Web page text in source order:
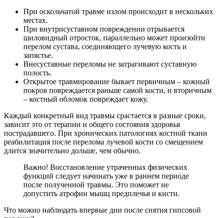
При оскольчатой травме излом происходит в нескольких
местах.
При внутрисуставном повреждении отрывается
шиловидный отросток, параллельно может произойти
перелом сустава, соединяющего лучевую кость и
запястье.
Внесуставные переломы не затрагивают суставную
полость.
Открытое травмирование бывает первичным – кожный
покров повреждается раньше самой кости, и вторичным
– костный обломок повреждает кожу.
Каждый конкретный вид травмы срастается в разные сроки,
зависит это от терапии и общего состояния здоровья
пострадавшего. При хронических патологиях костной ткани
реабилитация после перелома лучевой кости со смещением
длится значительно дольше, чем обычно.
Важно! Восстановление утраченных физических
функций следует начинать уже в раннем периоде
после полученной травмы. Это поможет не
допустить атрофии мышц предплечья и кисти.
Что можно наблюдать впервые дни после снятия гипсовой